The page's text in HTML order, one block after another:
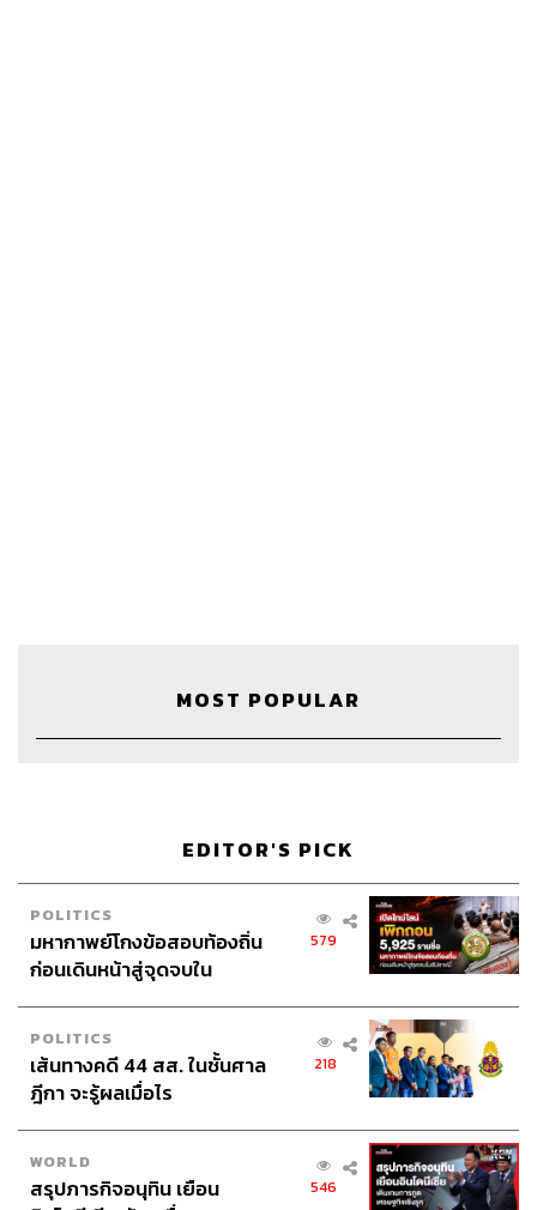
Channel Manager & Show Co-Producer เชษฐพงศ์ ชู
Creative ภัทร จารุอริยานนท์
อนงค์นาฏ วิวัฒนานนท์
Proofreader ภาวิกา ขันติศรีสกุล
Webmaster
Musicwestonemusic.com
TAGS: The Standard Podcast
ลิบรา 2.0
เคน นครินทร์
ดิจิทัลหยวน
นครินทร์ วนกิจไพบูลย์
อนาคตการเงิน
เคล็ดลับความสำเร็จ
MOST POPULAR
EDITOR'S PICK
POLITICS
มหากาพย์โกงข้อสอบท้องถิ่น
ก่อนเดินหน้าสู่จุดจบใน
579
POLITICS
เส้นทางคดี 44 สส. ในชั้นศาล
ฎีกา จะรู้ผลเมื่อไร
218
WORLD
สรุปภารกิจอนุทิน เยือน
546